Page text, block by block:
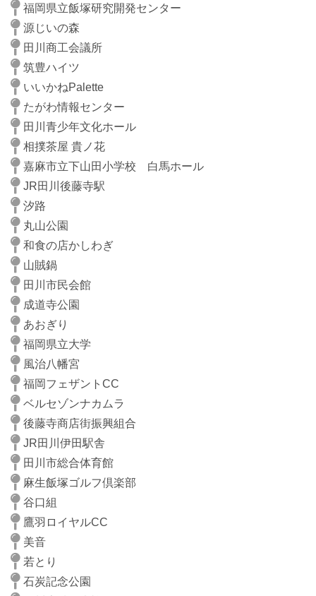
福岡県立飯塚研究開発センター
源じいの森
田川商工会議所
筑豊ハイツ
いいかねPalette
たがわ情報センター
田川青少年文化ホール
相撲茶屋 貴ノ花
嘉麻市立下山田小学校 白馬ホール
JR田川後藤寺駅
汐路
丸山公園
和食の店かしわぎ
山賊鍋
田川市民会館
成道寺公園
あおぎり
福岡県立大学
風治八幡宮
福岡フェザントCC
ベルセゾンナカムラ
後藤寺商店街振興組合
JR田川伊田駅舎
田川市総合体育館
麻生飯塚ゴルフ倶楽部
谷口組
鷹羽ロイヤルCC
美音
若とり
石炭記念公園